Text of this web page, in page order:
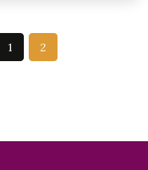
1 2